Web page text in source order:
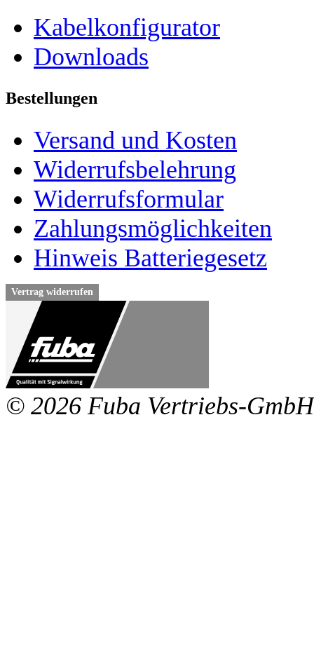
Kabelkonfigurator
Downloads
Bestellungen
Versand und Kosten
Widerrufsbelehrung
Widerrufsformular
Zahlungsmöglichkeiten
Hinweis Batteriegesetz
Vertrag widerrufen
© 2026 Fuba Vertriebs-GmbH